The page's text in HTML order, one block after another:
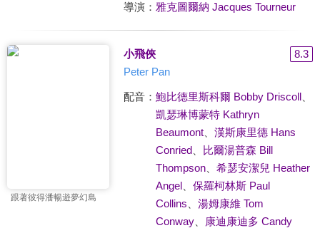
導演： 雅克圖爾納 Jacques Tourneur
跟著彼得潘暢遊夢幻島
小飛俠
8.3
Peter Pan
配音： 鮑比德里斯科爾 Bobby Driscoll、
凱瑟琳博蒙特 Kathryn
Beaumont、 漢斯康里德 Hans
Conried、
比爾湯普森 Bill
Thompson、 希瑟安潔兒 Heather
Angel、 保羅柯林斯 Paul
Collins
湯姆康維 Tom
Conway、
康迪康迪多 Candy